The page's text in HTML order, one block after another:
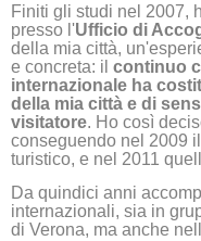
Finiti gli studi nel 2007,
presso l'Ufficio di
della mia città,
e concreta: il continuo
internazionale ha
della mia città e di
visitatore. Ho così
conseguendo nel 2009
turistico, e nel 2011
Da quindici anni
internazionali, sia in
di Verona, ma anche